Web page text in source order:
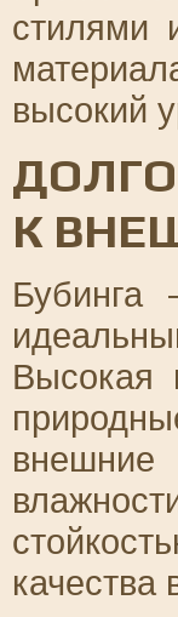
стилями
высокий
К
Высокая
качества